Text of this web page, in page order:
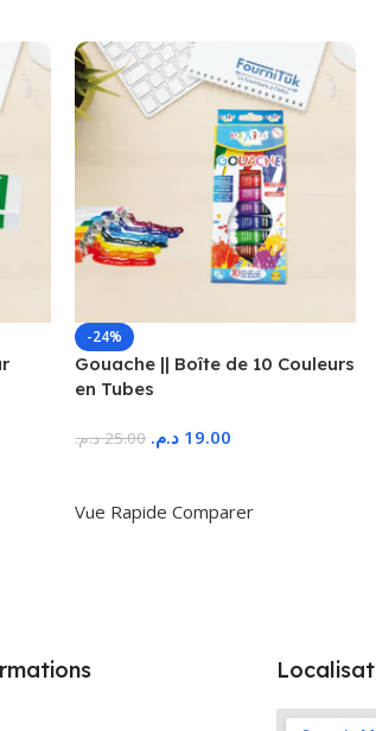
-24%
Gouache || Boîte de 10 Couleurs
en Tubes
25.00 د.م. 19.00 د.م.
Vue Rapide Comparer